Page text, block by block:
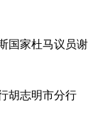
国家杜马议员谢
胡志明市分行